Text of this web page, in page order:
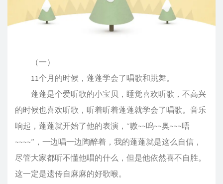
（一）
11个月的时候，蓬蓬学会了唱歌和跳舞。
蓬蓬是个爱听歌的小宝贝，睡觉喜欢听歌，不高兴
的时候也喜欢听歌，听着听着蓬蓬就学会了唱歌。音乐
响起，蓬蓬就开始了他的表演，“嗷~~呜~~奥~~~唔
~~~~”，一边唱一边陶醉着，我的蓬蓬就是这么自信，
尽管大家都听不懂他唱的什么，但是他依然喜不自胜。
这一定是遗传自麻麻的好歌喉。